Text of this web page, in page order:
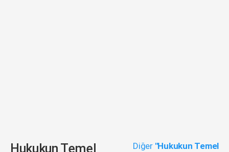
Hukukun Temel
Diğer "Hukukun Temel